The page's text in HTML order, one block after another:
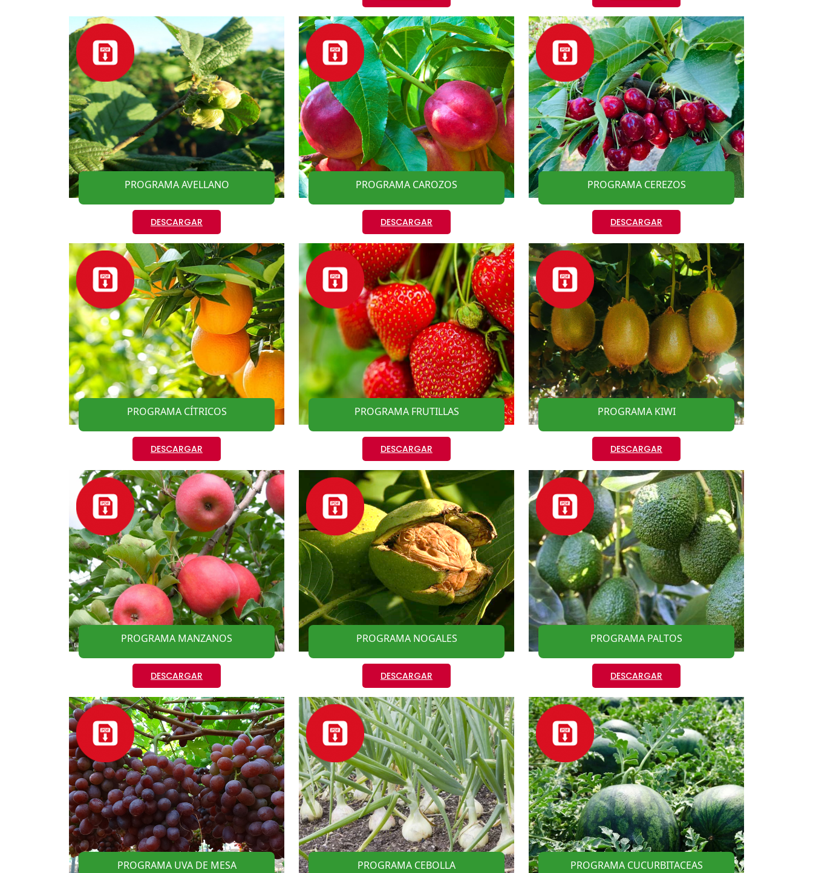
PROGRAMA AVELLANO
DESCARGAR
PROGRAMA CAROZOS
DESCARGAR
PROGRAMA CEREZOS
DESCARGAR
PROGRAMA CÍTRICOS
DESCARGAR
PROGRAMA FRUTILLAS
DESCARGAR
PROGRAMA KIWI
DESCARGAR
PROGRAMA MANZANOS
DESCARGAR
PROGRAMA NOGALES
DESCARGAR
PROGRAMA PALTOS
DESCARGAR
PROGRAMA UVA DE MESA PROGRAMA CEBOLLA PROGRAMA CUCURBITACEAS